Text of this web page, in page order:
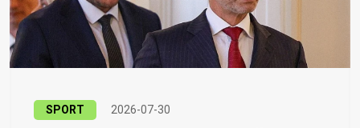
SPORT 2026-07-30